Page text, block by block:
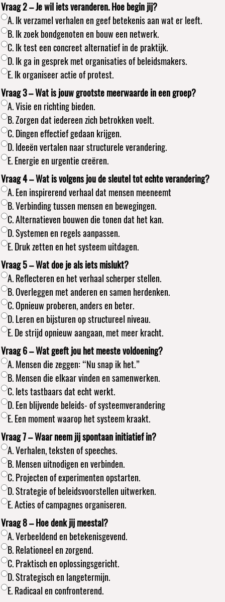
Vraag 2 – Je wil iets veranderen. Hoe begin jij?
A. Ik verzamel verhalen en geef betekenis aan wat er leeft.
B. Ik zoek bondgenoten en bouw een netwerk.
C. Ik test een concreet alternatief in de praktijk.
D. Ik ga in gesprek met organisaties of beleidsmakers.
E. Ik organiseer actie of protest.
Vraag 3 – Wat is jouw grootste meerwaarde in een groep?
A. Visie en richting bieden.
B. Zorgen dat iedereen zich betrokken voelt.
C. Dingen effectief gedaan krijgen.
D. Ideeën vertalen naar structurele verandering.
E. Energie en urgentie creëren.
Vraag 4 – Wat is volgens jou de sleutel tot echte verandering?
A. Een inspirerend verhaal dat mensen meeneemt
B. Verbinding tussen mensen en bewegingen.
C. Alternatieven bouwen die tonen dat het kan.
D. Systemen en regels aanpassen.
E. Druk zetten en het systeem uitdagen.
Vraag 5 – Wat doe je als iets mislukt?
A. Reflecteren en het verhaal scherper stellen.
B. Overleggen met anderen en samen herdenken.
C. Opnieuw proberen, anders en beter.
D. Leren en bijsturen op structureel niveau.
E. De strijd opnieuw aangaan, met meer kracht.
Vraag 6 – Wat geeft jou het meeste voldoening?
A. Mensen die zeggen: “Nu snap ik het.”
B. Mensen die elkaar vinden en samenwerken.
C. Iets tastbaars dat echt werkt.
D. Een blijvende beleids- of systeemverandering
E. Een moment waarop het systeem kraakt.
Vraag 7 – Waar neem jij spontaan initiatief in?
A. Verhalen, teksten of speeches.
B. Mensen uitnodigen en verbinden.
C. Projecten of experimenten opstarten.
D. Strategie of beleidsvoorstellen uitwerken.
E. Acties of campagnes organiseren.
Vraag 8 – Hoe denk jij meestal?
A. Verbeeldend en betekenisgevend.
B. Relationeel en zorgend.
C. Praktisch en oplossingsgericht.
D. Strategisch en langetermijn.
E. Radicaal en confronterend.